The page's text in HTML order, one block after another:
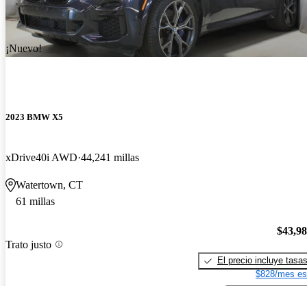
¡Nuevo!
2023 BMW X5
xDrive40i AWD 44,241 millas
Watertown, CT
61 millas
Trato justo
El precio incluye tasas
$828/mes